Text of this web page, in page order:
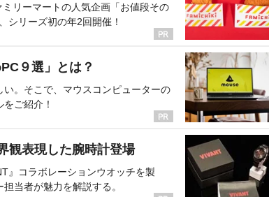
リーマートの人気企画「お値段その
シリーズ初の年2回開催！
９選」とは？
。そこで、マウスコンピューターの
ご紹介！
観表現した腕時計登場
』コラボレーションウオッチを製
当者が魅力を解説する。